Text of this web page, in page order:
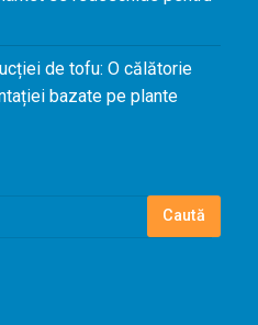
de tofu: O călătorie
bazate pe plante